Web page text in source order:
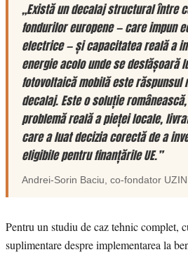
„Există un decalaj structural între
fondurilor europene — care impun
electrice — și capacitatea reală a
energie acolo unde se desfășoară
fotovoltaică mobilă este
decalaj. Este o soluție
problemă reală a pieței locale,
care a luat decizia corectă de a
eligibile pentru finanțările UE.”
Andrei-Sorin Baciu, co-fondator
Pentru un studiu de caz tehnic complet,
suplimentare despre implementarea la